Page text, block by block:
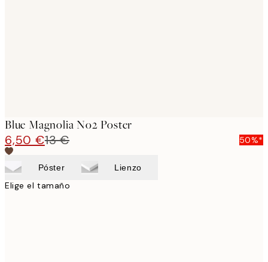
Blue Magnolia No2 Poster
6,50 €13 € 50%*
Póster Lienzo
Elige el tamaño